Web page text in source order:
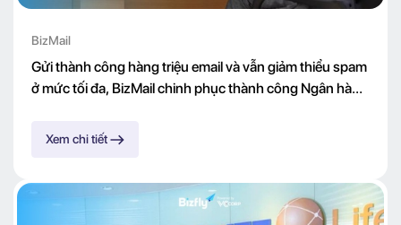
BizMail
Gửi thành công hàng triệu email và vẫn giảm thiểu spam
ở mức tối đa, BizMail chinh phục thành công Ngân hàng
Xem chi tiết